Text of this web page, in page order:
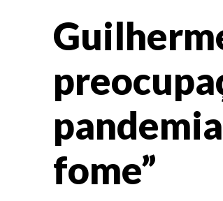
fome”